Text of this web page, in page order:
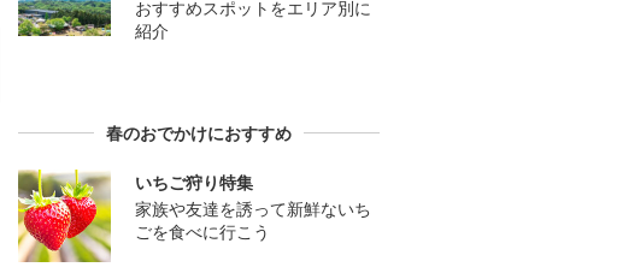
おすすめスポットをエリア別に
紹介
春のおでかけにおすすめ
いちご狩り特集
家族や友達を誘って新鮮ないち
ごを食べに行こう